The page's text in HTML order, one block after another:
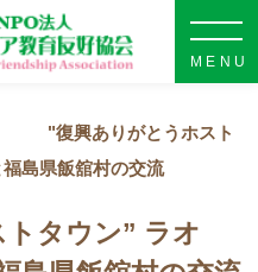
"復興ありがとうホスト
島県飯舘村の交流
タウン” ラオ